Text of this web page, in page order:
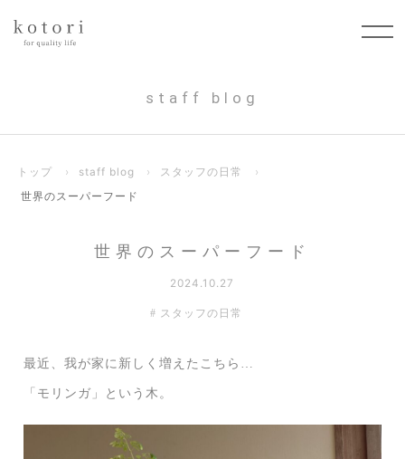
staff blog
トップ › staff blog › スタッフの日常
›
世界のスーパーフード
世界のスーパーフード
2024.10.27
スタッフの日常
最近、我が家に新しく増えたこちら…
「モリンガ」という木。